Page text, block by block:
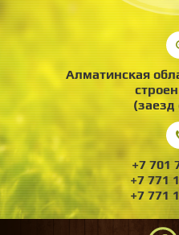
Алматинская
+7 701
+7 771
+7 771